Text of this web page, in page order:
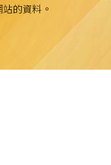
的資料。